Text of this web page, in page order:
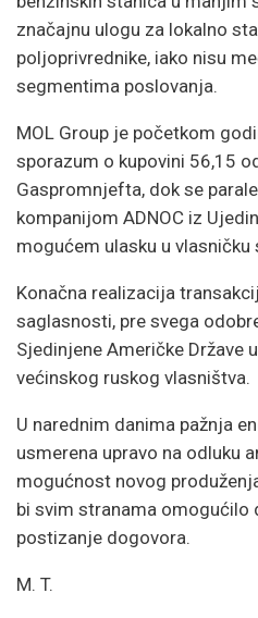
značajnu ulogu za lokalno
poljoprivrednike, iako nisu
segmentima poslovanja.
MOL Group je početkom
sporazum o kupovini 56,15
Gaspromnjefta, dok se
kompanijom ADNOC iz
mogućem ulasku u vlasničku
Konačna realizacija
saglasnosti, pre svega
Sjedinjene Američke Države
većinskog ruskog vlasništva.
U narednim danima pažnja
usmerena upravo na odluku
mogućnost novog
bi svim stranama omogućilo
postizanje dogovora.
M. T.